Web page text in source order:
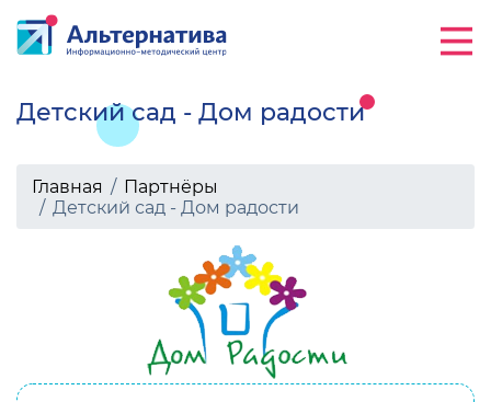
Детский сад - Дом радости
Главная
Партнёры
Детский сад - Дом радости